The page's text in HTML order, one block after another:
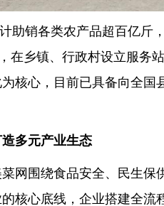
助销各类农产品超百亿斤
在乡镇、行政村设立服务
核心，目前已具备向全
多元产业生态
网围绕食品安全、民生
核心底线，企业搭建全流